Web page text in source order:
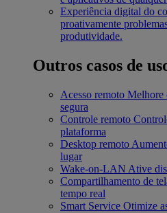
Experiência digital do
proativamente
produtividade.
Outros casos de
Acesso remoto Melhore
segura
Controle remoto
plataforma
Desktop remoto
lugar
Wake-on-LAN Ative
Compartilhamento de
tempo real
Smart Service Otimize